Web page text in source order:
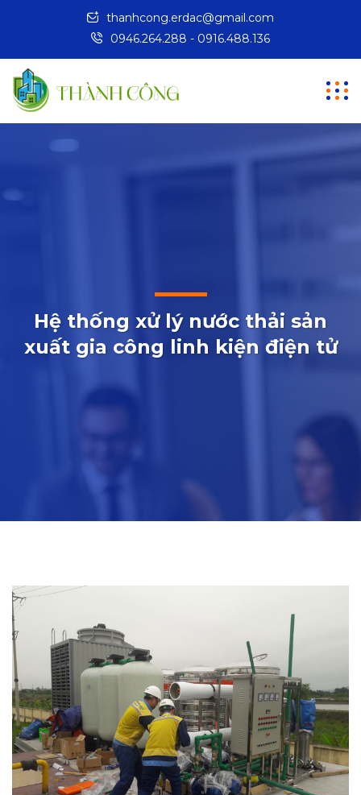
thanhcong.erdac@gmail.com
0946.264.288 - 0916.488.136
Hệ thống xử lý nước thải sản
xuất gia công linh kiện điện tử